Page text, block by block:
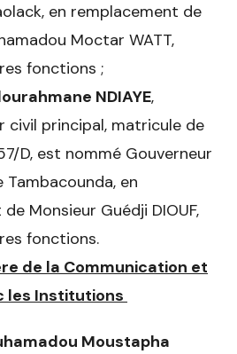
en remplacement de
Moctar WATT,
fonctions ;
NDIAYE,
civil principal, matricule de
D, est nommé Gouverneur
Tambacounda, en
Monsieur Guédji DIOUF,
fonctions.
de la Communication et
les Institutions
Moustapha